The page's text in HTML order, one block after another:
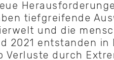
tiefgreifende
und die
2021 entstanden
Verluste durch